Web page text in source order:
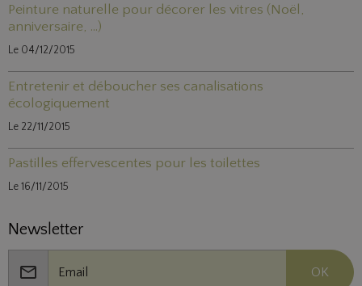
Peinture naturelle pour décorer les vitres (Noël,
anniversaire, ...)
Le 04/12/2015
Entretenir et déboucher ses canalisations
écologiquement
Le 22/11/2015
Pastilles effervescentes pour les toilettes
Le 16/11/2015
Newsletter
OK